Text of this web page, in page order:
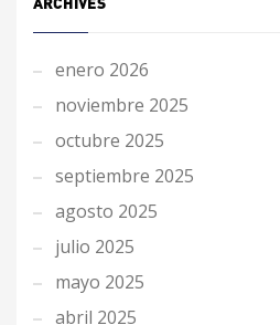
enero 2026
noviembre 2025
octubre 2025
septiembre 2025
agosto 2025
julio 2025
mayo 2025
abril 2025